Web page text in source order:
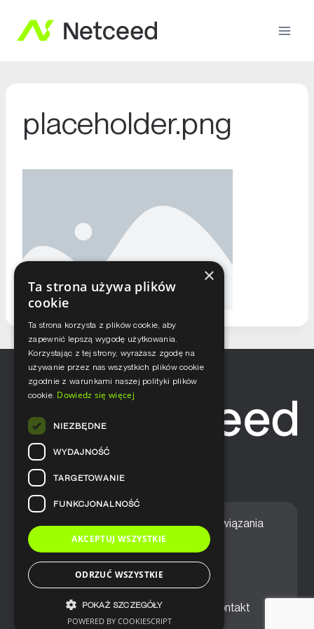
placeholder.png
Home Nasze podejście Rozwiązania
Usługi Aktualności
Ogólne warunki sprzedaży Kontakt
×
Ta strona używa plików
cookie
Ta strona korzysta z plików cookie, aby
zapewnić lepszą wygodę użytkowania.
Korzystając z tej strony, wyrażasz zgodę na
używanie przez nas wszystkich plików cookie
zgodnie z warunkami naszej polityki plików
cookie. Dowiedz się więcej
NIEZBĘDNE
WYDAJNOŚĆ
TARGETOWANIE
FUNKCJONALNOŚĆ
AKCEPTUJ WSZYSTKIE
ODRZUĆ WSZYSTKIE
POKAŻ SZCZEGÓŁY
POWERED BY COOKIESCRIPT